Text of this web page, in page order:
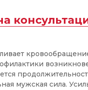
мужская сила.